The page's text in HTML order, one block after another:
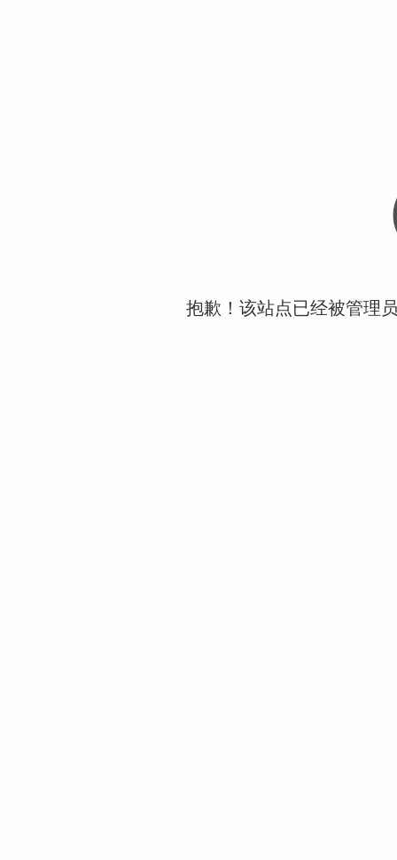
抱歉！该站点已经被管理